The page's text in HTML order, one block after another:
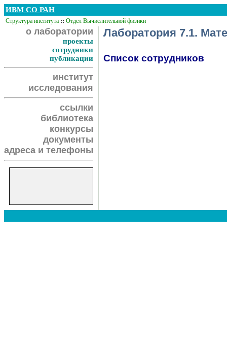
ИВМ СО РАН
Структура института :: Отдел Вычислительной физики
о лаборатории
проекты
сотрудники
публикации
институт
исследования
ссылки
библиотека
конкурсы
документы
адреса и телефоны
Лаборатория 7.1.
Список сотрудников